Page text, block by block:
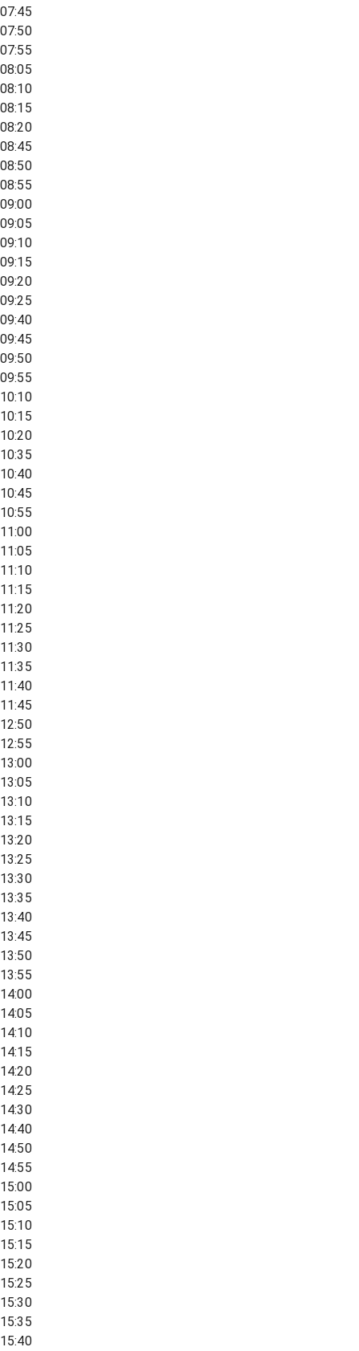
07:45
07:50
07:55
08:05
08:10
08:15
08:20
08:45
08:50
08:55
09:00
09:05
09:10
09:15
09:20
09:25
09:40
09:45
09:50
09:55
10:10
10:15
10:20
10:35
10:40
10:45
10:55
11:00
11:05
11:10
11:15
11:20
11:25
11:30
11:35
11:40
11:45
12:50
12:55
13:00
13:05
13:10
13:15
13:20
13:25
13:30
13:35
13:40
13:45
13:50
13:55
14:00
14:05
14:10
14:15
14:20
14:25
14:30
14:40
14:50
14:55
15:00
15:05
15:10
15:15
15:20
15:25
15:30
15:35
15:40